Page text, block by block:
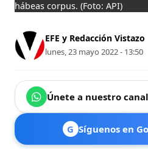
hábeas corpus.(Foto: API)
EFE y Redacción Vistazo
lunes, 23 mayo 2022 - 13:50
Únete a nuestro
G Síguenos en